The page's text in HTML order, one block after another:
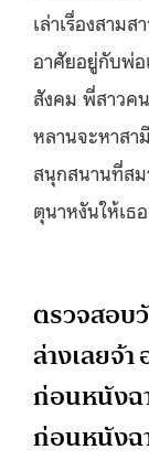
เล่าเรื่องสาม
อาศัยอยู่กับพ่อ
สังคม พี่สาวค
หลานจะหาสา
สนุกสนานที่ส
ตุนาหงันให้เธอ
ตรวจสอบ
ล่างเลยจ้
ก่อนหนังฉ
ก่อนหนังฉ